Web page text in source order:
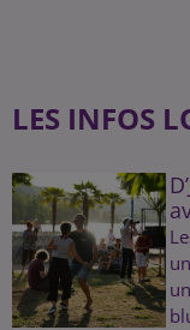
LES INFOS